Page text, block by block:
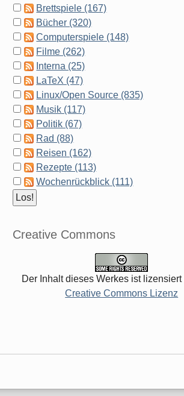
Brettspiele (167)
Bücher (320)
Computerspiele (148)
Filme (262)
Interna (25)
LaTeX (47)
Linux/Open Source (835)
Musik (117)
Politik (67)
Rad (88)
Reisen (162)
Rezepte (113)
Wochenrückblick (111)
Creative Commons
Der Inhalt dieses Werkes ist lizensiert
Creative Commons Lizenz